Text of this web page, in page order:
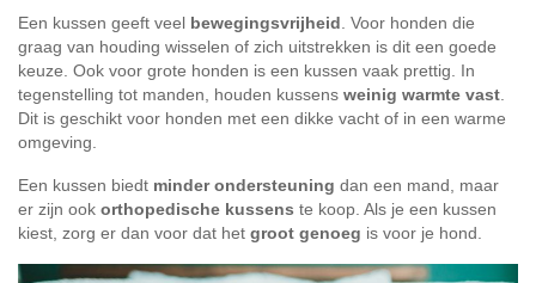
Een kussen geeft veel bewegingsvrijheid . Voor honden die
graag van houding wisselen of zich uitstrekken is dit een goede
keuze. Ook voor grote honden is een kussen vaak prettig. In
tegenstelling tot manden, houden kussens weinig warmte vast
Dit is geschikt voor honden met een dikke vacht of in een warme
omgeving.
Een kussen biedt minder ondersteuning dan een mand, maar
er zijn ook orthopedische kussens te koop. Als je een kussen
kiest, zorg er dan voor dat het groot genoeg is voor je hond.